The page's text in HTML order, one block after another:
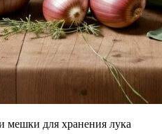
мешки для хранения лука